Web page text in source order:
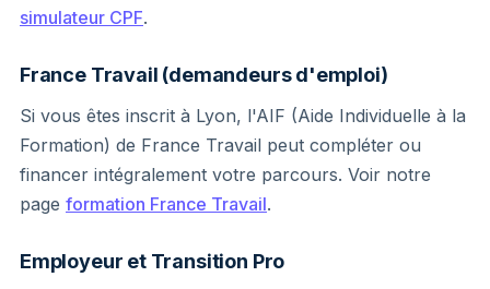
simulateur CPF.
France Travail (demandeurs d'emploi)
Si vous êtes inscrit à Lyon, l'AIF (Aide Individuelle à la
Formation) de France Travail peut compléter ou
financer intégralement votre parcours. Voir notre
page formation France Travail.
Employeur et Transition Pro